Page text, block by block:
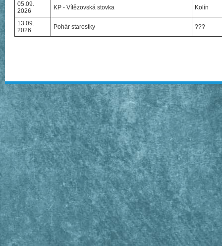
05.09.
2026
KP - Vítězovská stovka Kolín
13.09.
2026
Pohár starostky ???